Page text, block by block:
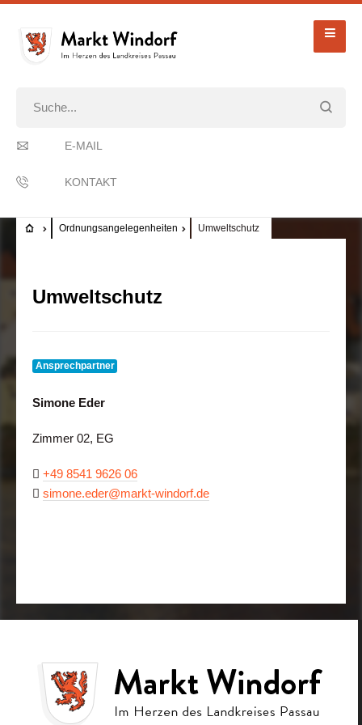
E-MAIL
KONTAKT
Ordnungsangelegenheiten Umweltschutz
Umweltschutz
Ansprechpartner
Simone Eder
Zimmer 02, EG
+49 8541 9626 06
simone.eder@markt-windorf.de